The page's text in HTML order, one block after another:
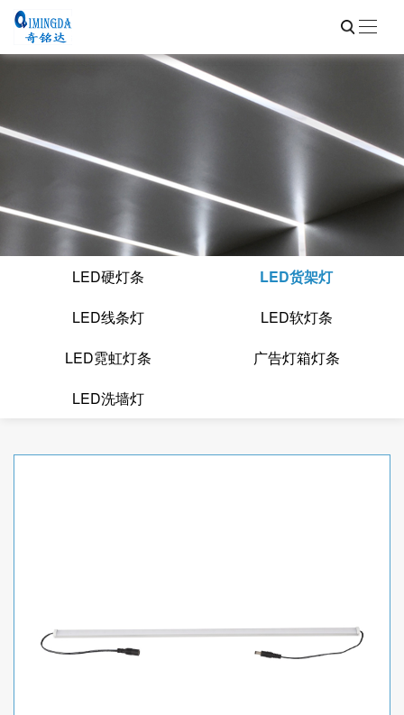
LED硬灯条
LED货架灯
LED线条灯
LED软灯条
LED霓虹灯条
广告灯箱灯条
LED洗墙灯